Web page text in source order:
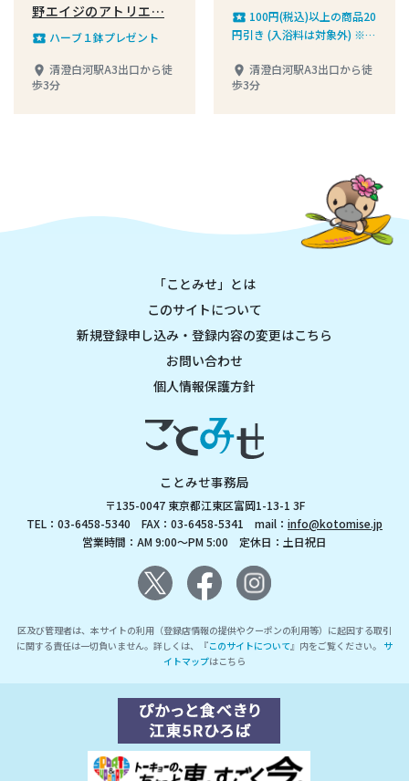
野エイジのアトリエ…
local_play ハーブ１鉢プレゼント
place 清澄白河駅A3出口から徒
歩3分
local_play 100円(税込)以上の商品20
円引き (入浴料は対象外) ※お
place 清澄白河駅A3出口から徒
歩3分
「ことみせ」とは
このサイトについて
新規登録申し込み・登録内容の変更はこちら
お問い合わせ
個人情報保護方針
ことみせ事務局
〒135-0047 東京都江東区富岡1-13-1 3F
TEL：03-6458-5340 FAX：03-6458-5341 mail： info@kotomise.jp
営業時間：AM 9:00～PM 5:00 定休日：土日祝日
区及び管理者は、本サイトの利用（登録店情報の提供やクーポンの利用等）に起因する取引
に関する責任は一切負いません。詳しくは、『このサイトについて』内をご覧ください。 サ
イトマップはこちら